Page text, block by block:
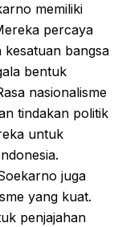
memiliki
percaya
kesatuan bangsa
bentuk
nasionalisme
tindakan politik
untuk
juga
yang kuat.
penjajahan